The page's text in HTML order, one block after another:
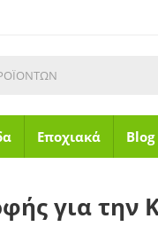
Εποχιακά Blog
για την